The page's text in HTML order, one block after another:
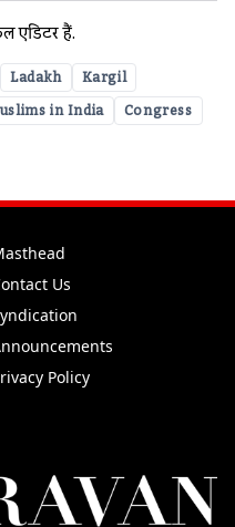
एडिटर हैं.
Ladakh
Kargil
in India Congress
Us
Policy